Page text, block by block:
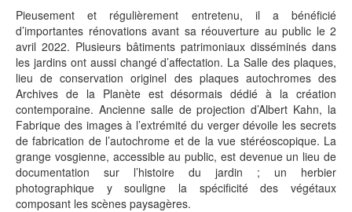
Pieusement et régulièrement entretenu, il a bénéficié
d’importantes rénovations avant sa réouverture au public le 2
avril 2022. Plusieurs bâtiments patrimoniaux disséminés dans
les jardins ont aussi changé d’affectation. La Salle des plaques,
lieu de conservation originel des plaques autochromes des
Archives de la Planète est désormais dédié à la création
contemporaine. Ancienne salle de projection d’Albert Kahn, la
Fabrique des images à l’extrémité du verger dévoile les secrets
de fabrication de l’autochrome et de la vue stéréoscopique. La
grange vosgienne, accessible au public, est devenue un lieu de
documentation sur l’histoire du jardin ; un herbier
photographique y souligne la spécificité des végétaux
composant les scènes paysagères.